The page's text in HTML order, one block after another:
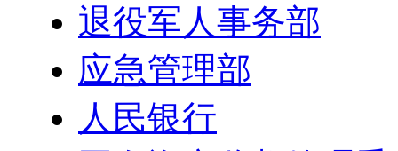
退役军人事务部
应急管理部
人民银行